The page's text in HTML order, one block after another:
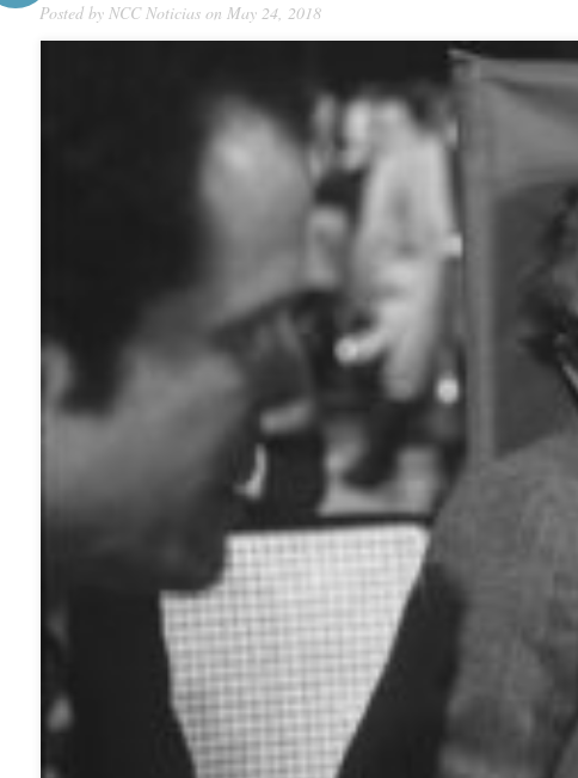
Posted by NCC Noticias on May 24, 2018